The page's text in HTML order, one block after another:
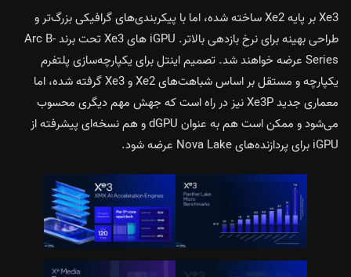
Xe3 بر پایه Xe2 ساخته شده، اما با پیکربندی‌های گرافیکی بزرگ‌تر و
طراحی بهینه برای نرخ بازدهی بالاتر. iGPU های Xe3 تحت برند Arc B-
Series عرضه خواهند شد. تصمیم اینتل برای یکپارچه‌سازی پلتفرم
یکپارچه و مستقل بر اساس شباهت‌های Xe2 و Xe3 گرفته شده، اما
معماری جدید Xe3P نیز در راه است که جهش مهم دیگری محسوب
می‌شود و ممکن است هم به عنوان dGPU و هم نسخه‌ای پیشرفته از
iGPU برای پردازنده‌های Nova Lake عرضه شود.